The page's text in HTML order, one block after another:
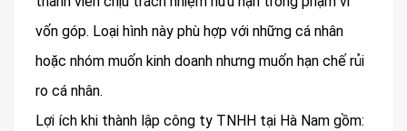
vốn góp. Loại hình này phù hợp với những cá nhân
hoặc nhóm muốn kinh doanh nhưng muốn hạn chế rủi
ro cá nhân.
Lợi ích khi thành lập công ty TNHH tại Hà Nam gồm: